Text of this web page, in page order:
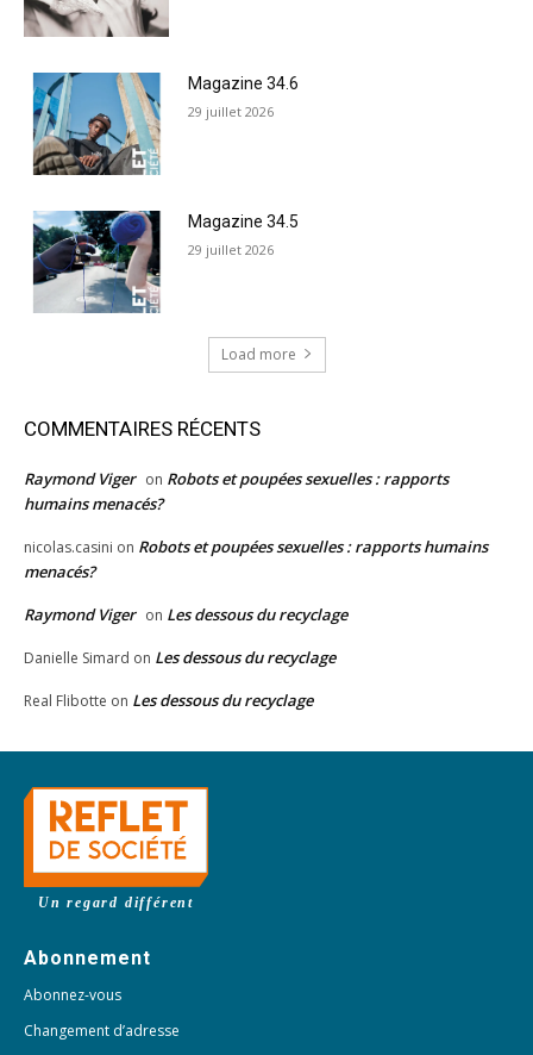
Magazine 34.6
29 juillet 2026
Magazine 34.5
29 juillet 2026
Load more
COMMENTAIRES RÉCENTS
Raymond Viger on Robots et poupées sexuelles : rapports
humains menacés?
nicolas.casini on Robots et poupées sexuelles : rapports humains
menacés?
Raymond Viger on Les dessous du recyclage
Danielle Simard on Les dessous du recyclage
Real Flibotte on Les dessous du recyclage
Un regard différent
Abonnement
Abonnez-vous
Changement d’adresse